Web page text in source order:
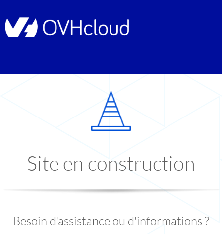
Site en construction
Besoin d'assistance ou d'informations ?